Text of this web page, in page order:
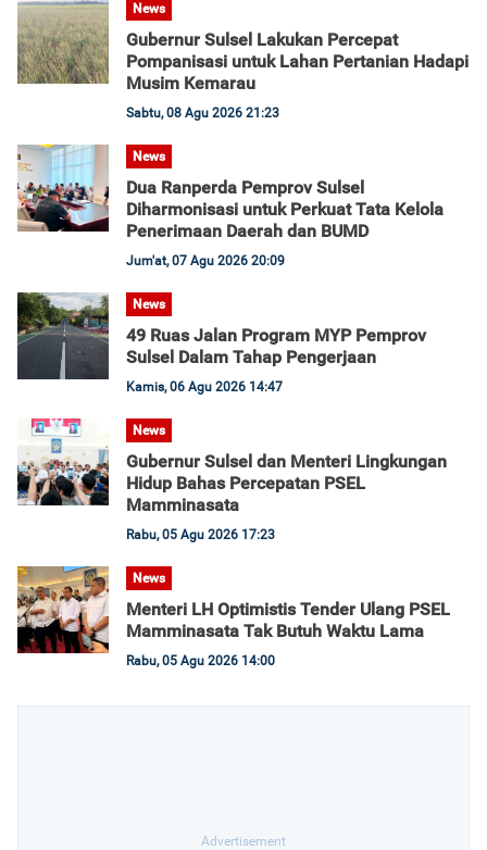
News
Gubernur Sulsel Lakukan Percepat
Pompanisasi untuk Lahan Pertanian Hadapi
Musim Kemarau
Sabtu, 08 Agu 2026 21:23
News
Dua Ranperda Pemprov Sulsel
Diharmonisasi untuk Perkuat Tata Kelola
Penerimaan Daerah dan BUMD
Jum'at, 07 Agu 2026 20:09
News
49 Ruas Jalan Program MYP Pemprov
Sulsel Dalam Tahap Pengerjaan
Kamis, 06 Agu 2026 14:47
News
Gubernur Sulsel dan Menteri Lingkungan
Hidup Bahas Percepatan PSEL
Mamminasata
Rabu, 05 Agu 2026 17:23
News
Menteri LH Optimistis Tender Ulang PSEL
Mamminasata Tak Butuh Waktu Lama
Rabu, 05 Agu 2026 14:00